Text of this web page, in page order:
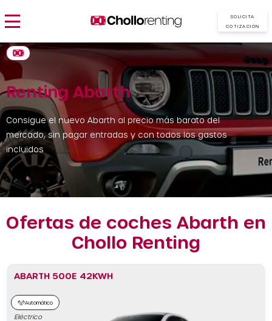
SOLICITA
COTIZACIÓN
Renting Abarth
Consigue el nuevo Abarth al precio más barato del
mercado, sin pagar entradas y con todos los gastos
incluidos
Ofertas de coches Abarth en
Chollo Renting
ABARTH 500E 42KWH
Automático
Eléctrico